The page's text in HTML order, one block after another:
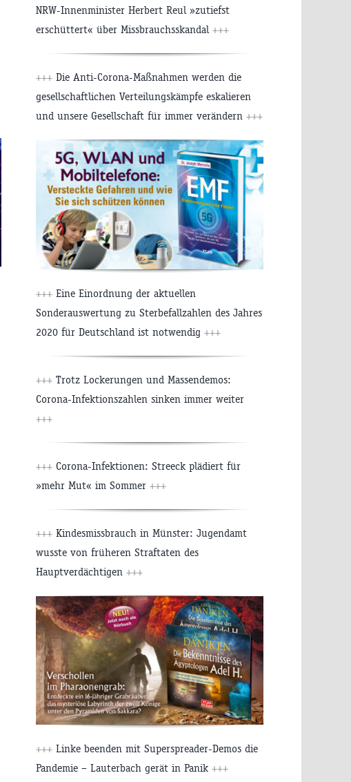
NRW-Innenminister Herbert Reul »zutiefst
erschüttert« über Missbrauchsskandal +++
+++ Die Anti-Corona-Maßnahmen werden die
gesellschaftlichen Verteilungskämpfe eskalieren
und unsere Gesellschaft für immer verändern +++
+++ Eine Einordnung der aktuellen
Sonderauswertung zu Sterbefallzahlen des Jahres
2020 für Deutschland ist notwendig +++
+++ Trotz Lockerungen und Massendemos:
Corona-Infektionszahlen sinken immer weiter
+++
+++ Corona-Infektionen: Streeck plädiert für
»mehr Mut« im Sommer +++
+++ Kindesmissbrauch in Münster: Jugendamt
wusste von früheren Straftaten des
Hauptverdächtigen +++
+++ Linke beenden mit Superspreader-Demos die
Pandemie – Lauterbach gerät in Panik +++